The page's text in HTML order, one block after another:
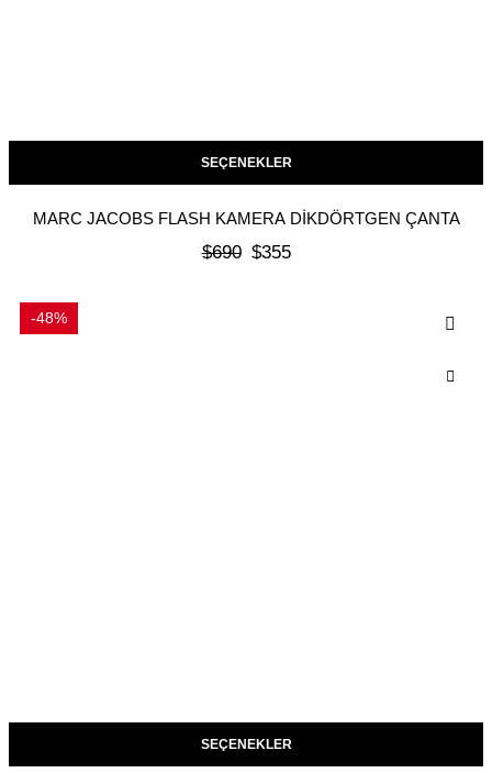
SEÇENEKLER
MARC JACOBS FLASH KAMERA DIKDÖRTGEN ÇANTA
$690 $355
-48%
SEÇENEKLER